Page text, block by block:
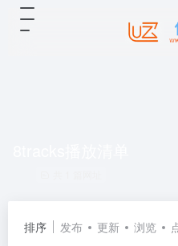
排序 发布 更新 浏览